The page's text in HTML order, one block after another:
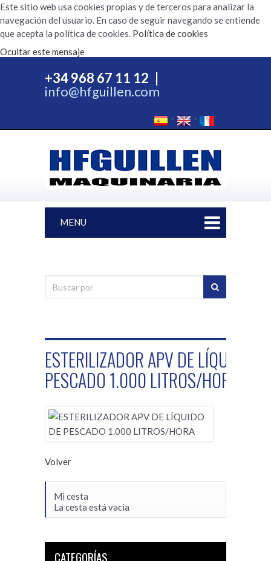
Este sitio web usa cookies propias y de terceros para analizar la
navegación del usuario. En caso de seguir navegando se entiende
que acepta la política de cookies. Política de cookies
Ocultar este mensaje
+34 968 67 11 12
info@hfguillen.com
MENU
ESTERILIZADOR APV DE LÍQUIDO DE
PESCADO 1.000 LITROS/HORA
Volver
Mi cesta
La cesta está vacia
CATEGORÍAS